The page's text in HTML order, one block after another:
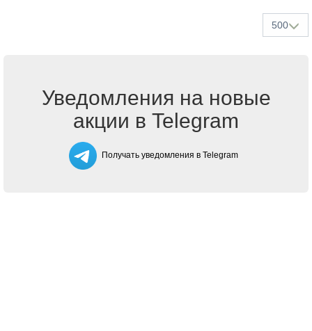
500
Уведомления на новые
акции в Telegram
Получать уведомления в Telegram